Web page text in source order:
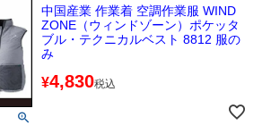
中国産業 作業着 空調作業服 WIND
ZONE（ウィンドゾーン）ポケッタ
ブル・テクニカルベスト 8812 服の
み
¥4,830税込